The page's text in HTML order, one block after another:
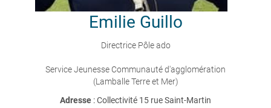
Emilie Guillo
Directrice Pôle ado
Service Jeunesse Communauté d'agglomération
(Lamballe Terre et Mer)
Adresse : Collectivité 15 rue Saint-Martin